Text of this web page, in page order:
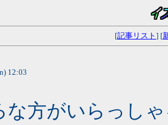
[記事リスト ] [
12:03
な方がいらっし